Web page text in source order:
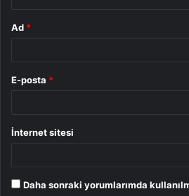
Ad *
E-posta *
İnternet sitesi
Daha sonraki yorumlarımda